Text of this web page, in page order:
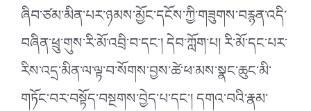
ཞིབ་ཙམ་མིན་པར་ཉམས་མྱོང་དངོས་ཀྱི་གཟུགས་བརྙན་འདི་
བཞིན་ཕྲུ་གུས་རི་མོ་འབྲི་བ་དང་། དེབ་ཀློག་པ། རི་མོ་དང་པར་
རིས་འདྲ་མིན་ལ་ལྟ་བ་སོགས་བྱས་ཚེ་ཕ་མས་སྣང་ཆུང་མི་
གཏོང་བར་བསྟོད་བསྔགས་བྱེད་པ་དང་། དགའ་བའི་རྣམ་